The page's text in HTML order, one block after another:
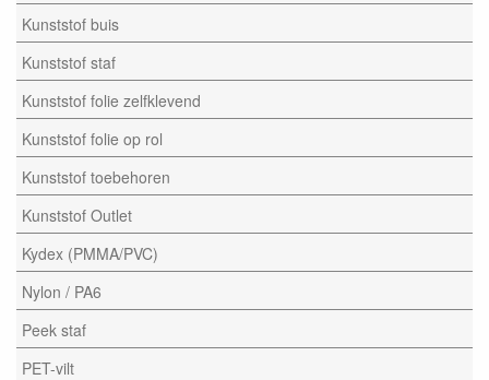
Kunststof buis
Kunststof staf
Kunststof folie zelfklevend
Kunststof folie op rol
Kunststof toebehoren
Kunststof Outlet
Kydex (PMMA/PVC)
Nylon / PA6
Peek staf
PET-vilt